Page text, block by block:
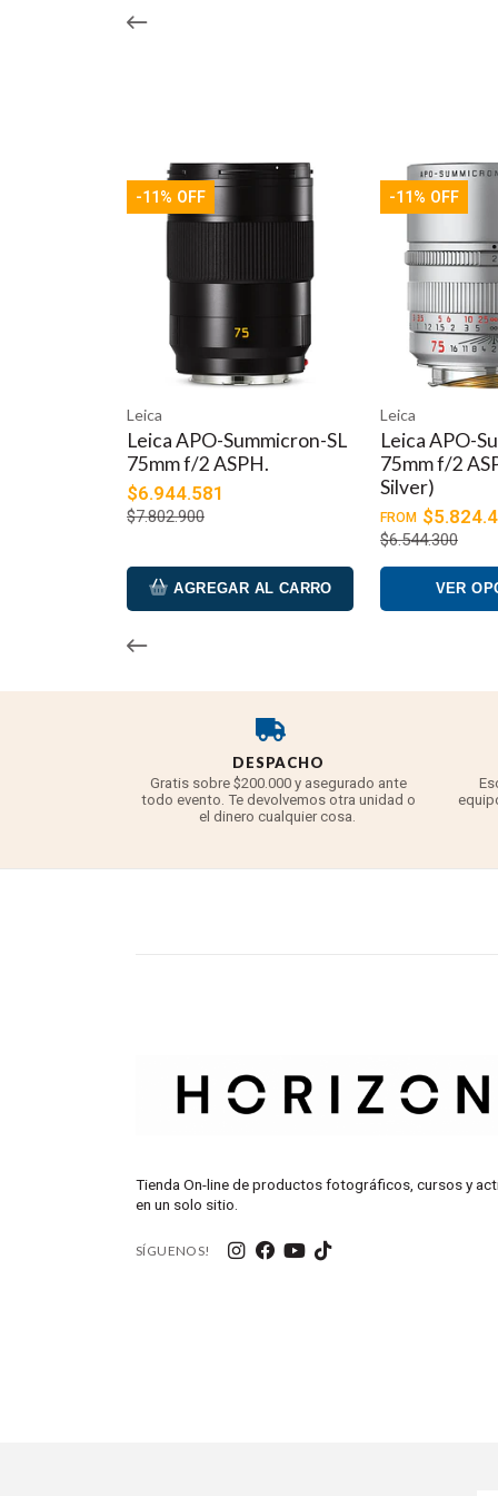
-11% OFF
Leica
Leica APO-Summicron-SL
75mm f/2 ASPH.
$6.944.581
$7.802.900
AGREGAR AL CARRO
-11% OFF
Leica
Leica APO-
75mm f/2
Silver)
FROM
$6.544.300
VER
DESPACHO
Gratis sobre $200.000 y asegurado ante
todo evento. Te devolvemos otra unidad o
el dinero cualquier cosa.
Tienda On-line de productos fotográficos, cursos y
en un solo sitio.
SÍGUENOS!